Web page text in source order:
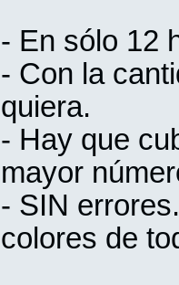
- En sólo 12
- Con la
quiera.
- Hay que
mayor
- SIN
colores de